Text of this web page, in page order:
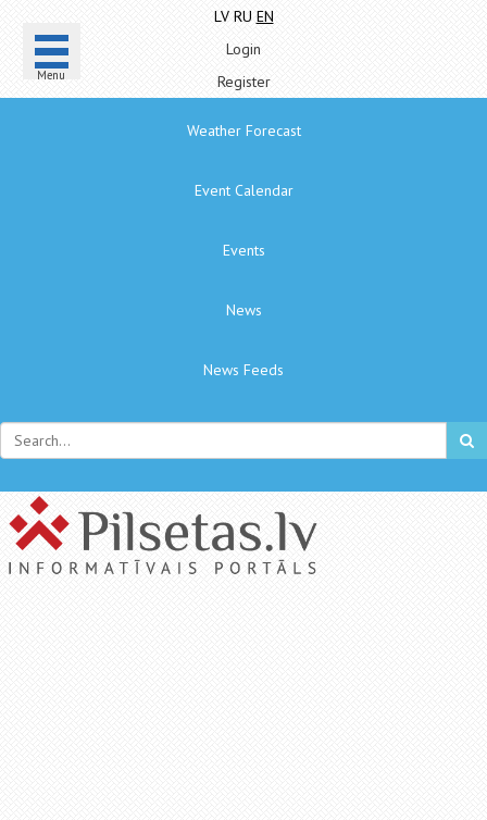
Menu
LV RU EN
Login
Register
Weather Forecast
Event Calendar
Events
News
News Feeds